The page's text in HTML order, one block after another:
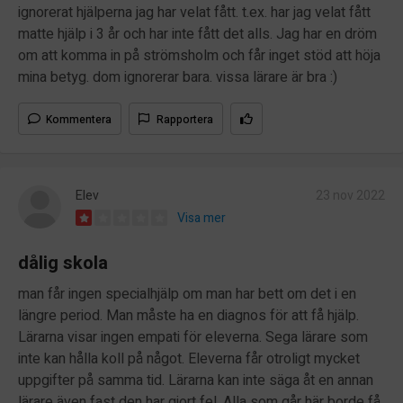
ignorerat hjälperna jag har velat fått. t.ex. har jag velat fått
matte hjälp i 3 år och har inte fått det alls. Jag har en dröm
om att komma in på strömsholm och får inget stöd att höja
mina betyg. dom ignorerar bara. vissa lärare är bra :)
Kommentera Rapportera
Elev
Visa mer
dålig skola
man får ingen specialhjälp om man har bett om det i en
längre period. Man måste ha en diagnos för att få hjälp.
Lärarna visar ingen empati för eleverna. Sega lärare som
inte kan hålla koll på något. Eleverna får otroligt mycket
uppgifter på samma tid. Lärarna kan inte säga åt en annan